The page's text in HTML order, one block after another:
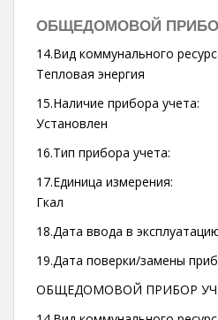
ОБЩЕДОМОВОЙ
14.Вид коммунального
Тепловая энергия
15.Наличие прибора учета:
Установлен
16.Тип прибора учета:
17.Единица измерения:
Гкал
18.Дата ввода в
19.Дата поверки/замены
ОБЩЕДОМОВОЙ ПРИБОР